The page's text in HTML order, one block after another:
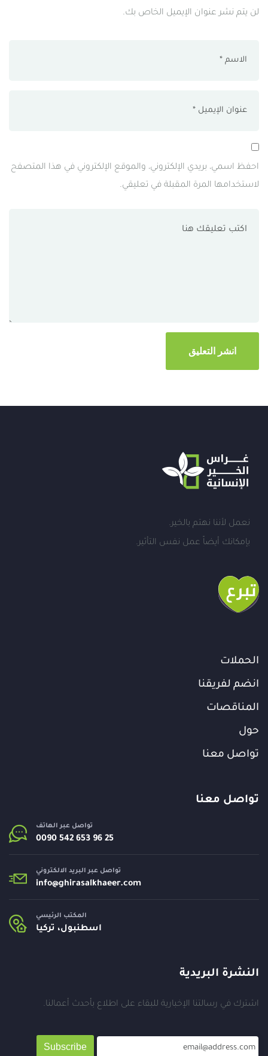
لن يتم نشر عنوان الإيميل الخاص بك.
احفظ اسمي، بريدي الإلكتروني، والموقع الإلكتروني في هذا المتصفح
لاستخدامها المرة المقبلة في تعليقي.
نعمل لأننا نهتم بالخير.
بإمكانك أيضاً عمل نفس التأثير.
الحملات
انضم لفريقنا
المناقصات
حول
تواصل معنا
تواصل معنا
تواصل عبر الهاتف
تواصل عبر البريد الالكتروني
info@ghirasalkhaeer.com
المكتب الرئيسي
اسطنبول، تركيا
النشرة البريدية
اشترك في رسالتنا الإخبارية للبقاء على اطلاع بأحدث أعمالنا.
Subscribe